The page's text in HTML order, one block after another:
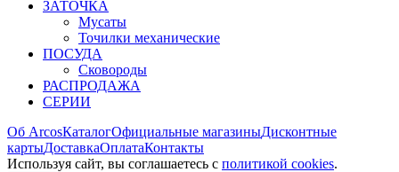
ЗАТОЧКА
Мусаты
Точилки механические
ПОСУДА
Сковороды
РАСПРОДАЖА
СЕРИИ
Об ArcosКаталогОфициальные магазиныДисконтные
картыДоставкаОплатаКонтакты
Используя сайт, вы согла­шаетесь с политикой cookies.